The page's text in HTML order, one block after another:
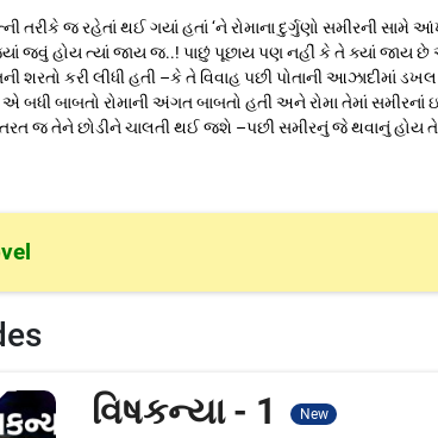
તરીકે જ રહેતાં થઈ ગયાં હતાં ‘ને રોમાના દુર્ગુણો સમીરની
જવું હોય ત્યાં જાય જ..! પાછું પૂછાય પણ નહીં કે તે ક્યાં જાય
શરતો કરી લીધી હતી –કે તે વિવાહ પછી પોતાની આઝાદીમાં
બાબતો રોમાની અંગત બાબતો હતી અને રોમા તેમાં સમીરનાં
જ તેને છોડીને ચાલતી થઈ જશે –પછી સમીરનું જે થવાનું હોય
વિષકન્યા - 1 New